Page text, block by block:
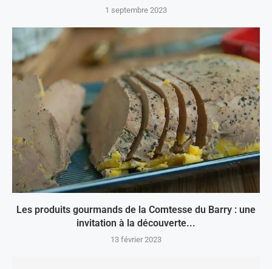
1 septembre 2023
Les produits gourmands de la Comtesse du Barry : une
invitation à la découverte...
13 février 2023